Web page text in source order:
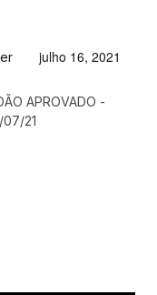
julho 16, 2021